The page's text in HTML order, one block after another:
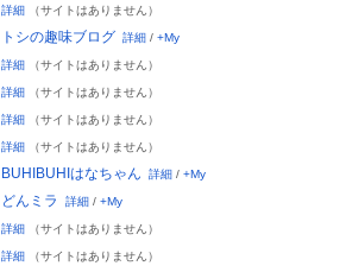
詳細（サイトはありません）
トシの趣味ブログ 詳細/ +My
詳細（サイトはありません）
詳細（サイトはありません）
詳細（サイトはありません）
詳細（サイトはありません）
BUHIBUHIはなちゃん 詳細/ +My
どんミラ 詳細/ +My
詳細（サイトはありません）
詳細（サイトはありません）